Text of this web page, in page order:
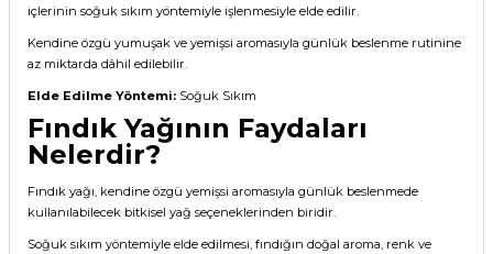
içlerinin soğuk sıkım yöntemiyle işlenmesiyle elde edilir.
Kendine özgü yumuşak ve yemişsi aromasıyla günlük beslenme rutinine
az miktarda dâhil edilebilir.
Elde Edilme Yöntemi: Soğuk Sıkım
Fındık Yağının Faydaları
Nelerdir?
Fındık yağı, kendine özgü yemişsi aromasıyla günlük beslenmede
kullanılabilecek bitkisel yağ seçeneklerinden biridir.
Soğuk sıkım yöntemiyle elde edilmesi, fındığın doğal aroma, renk ve